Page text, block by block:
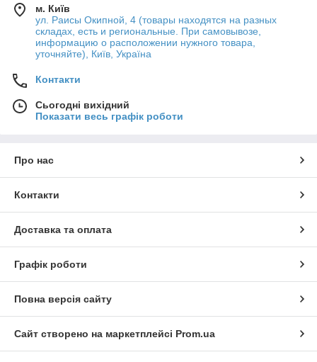
м. Київ
ул. Раисы Окипной, 4 (товары находятся на разных
складах, есть и региональные. При самовывозе,
информацию о расположении нужного товара,
уточняйте), Київ, Україна
Контакти
Сьогодні вихідний
Показати весь графік роботи
Про нас
Контакти
Доставка та оплата
Графік роботи
Повна версія сайту
Сайт створено на маркетплейсі Prom.ua